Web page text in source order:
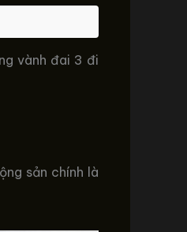
vành đai 3 đi
sản chính là